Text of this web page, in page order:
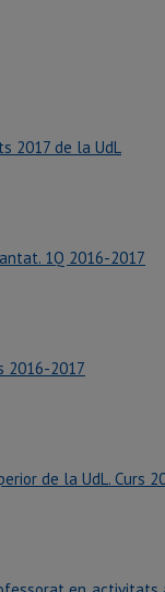
2017 de la UdL
1Q 2016-2017
2016-2017
de la UdL. Curs